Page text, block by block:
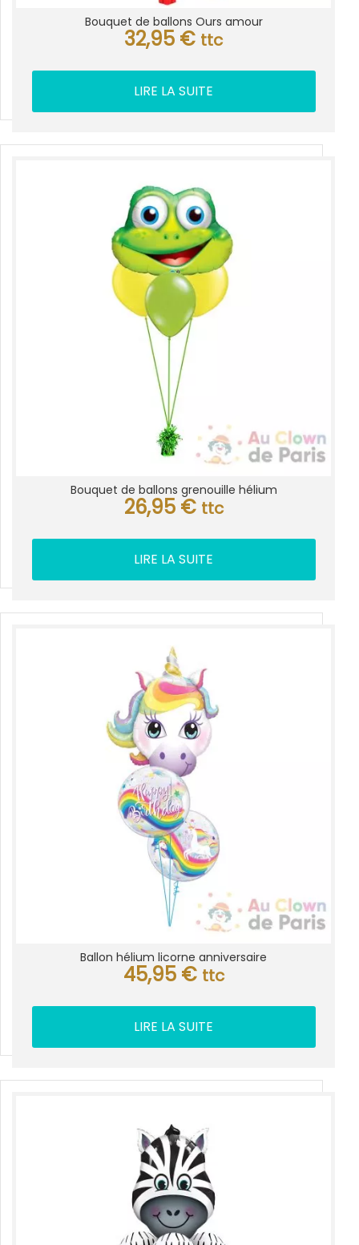
Bouquet de ballons Ours amour
32,95 € ttc
LIRE LA SUITE
Bouquet de ballons grenouille hélium
26,95 € ttc
LIRE LA SUITE
Ballon hélium licorne anniversaire
45,95 € ttc
LIRE LA SUITE